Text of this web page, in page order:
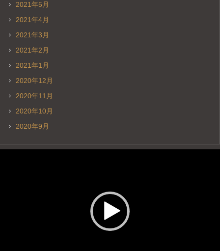
2021年5月
2021年4月
2021年3月
2021年2月
2021年1月
2020年12月
2020年11月
2020年10月
2020年9月